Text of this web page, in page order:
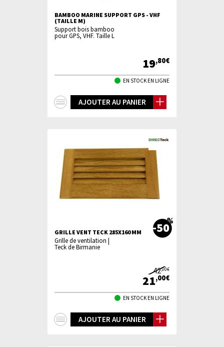
BAMBOO MARINE SUPPORT GPS - VHF
(TAILLE M)
Support bois bamboo
pour GPS, VHF. Taille L
19,80€
EN STOCK EN LIGNE
AJOUTER AU PANIER
GRILLE VENT TECK 285X160 MM -50
Grille de ventilation |
Teck de Birmanie
42,00€
21,00€
EN STOCK EN LIGNE
AJOUTER AU PANIER